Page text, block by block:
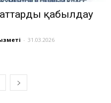
қабылдау
- 31.03.2026